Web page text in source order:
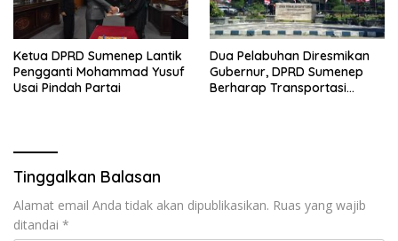
Ketua DPRD Sumenep Lantik
Pengganti Mohammad Yusuf
Usai Pindah Partai
Dua Pelabuhan Diresmikan
Gubernur, DPRD Sumenep
Berharap Transportasi
Tinggalkan Balasan
Alamat email Anda tidak akan dipublikasikan. Ruas yang wajib
ditandai *